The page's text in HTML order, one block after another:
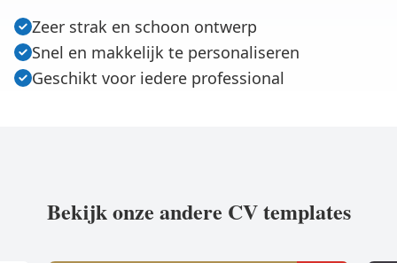
Zeer strak en schoon ontwerp
Snel en makkelijk te personaliseren
Geschikt voor iedere professional
Bekijk onze andere CV templates